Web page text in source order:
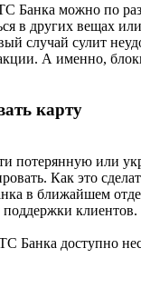
Банка можно по
в других вещах
случай сулит
А именно,
карту
потерянную или
Как это
в ближайшем
клиентов.
Банка доступно